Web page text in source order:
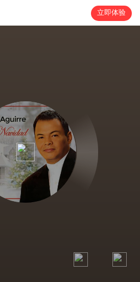
立即体验